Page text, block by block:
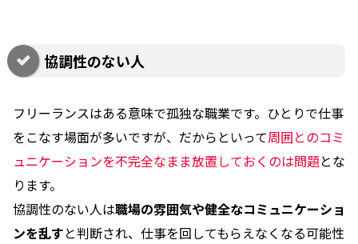
協調性のない人
フリーランスはある意味で孤独な職業です。ひとりで仕事
をこなす場面が多いですが、だからといって周囲とのコミ
ュニケーションを不完全なまま放置しておくのは問題とな
ります。
協調性のない人は職場の雰囲気や健全なコミュニケーショ
ンを乱すと判断され、仕事を回してもらえなくなる可能性